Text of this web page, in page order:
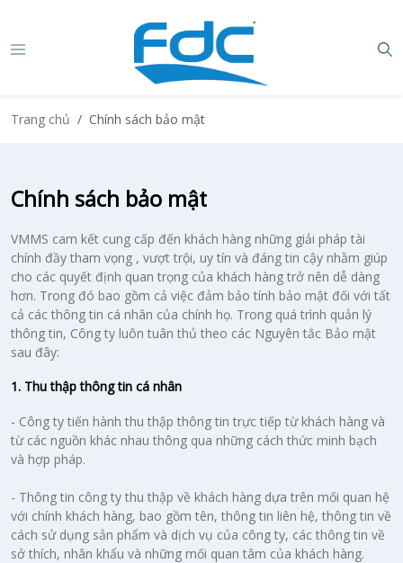
Trang chủ Chính sách bảo mật
Chính sách bảo mật
VMMS cam kết cung cấp đến khách hàng những giải pháp tài
chính đầy tham vọng , vượt trội, uy tín và đáng tin cậy nhằm giúp
cho các quyết định quan trọng của khách hàng trở nên dễ dàng
hơn. Trong đó bao gồm cả việc đảm bảo tính bảo mật đối với tất
cả các thông tin cá nhân của chính họ. Trong quá trình quản lý
thông tin, Công ty luôn tuân thủ theo các Nguyên tắc Bảo mật
sau đây:
1. Thu thập thông tin cá nhân
- Công ty tiến hành thu thập thông tin trực tiếp từ khách hàng và
từ các nguồn khác nhau thông qua những cách thức minh bạch
và hợp pháp.
- Thông tin công ty thu thập về khách hàng dựa trên mối quan hệ
với chính khách hàng, bao gồm tên, thông tin liên hệ, thông tin về
cách sử dụng sản phẩm và dịch vụ của công ty, các thông tin về
sở thích, nhân khẩu và những mối quan tâm của khách hàng.